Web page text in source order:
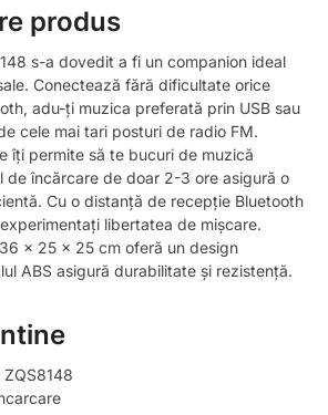
produs
s-a dovedit a fi un companion ideal
Conectează fără dificultate orice
adu-ți muzica preferată prin USB sau
cele mai tari posturi de radio FM.
îți permite să te bucuri de muzică
de încărcare de doar 2-3 ore asigură o
Cu o distanță de recepție Bluetooth
libertatea de mișcare.
x 25 x 25 cm oferă un design
ABS asigură durabilitate și rezistență.